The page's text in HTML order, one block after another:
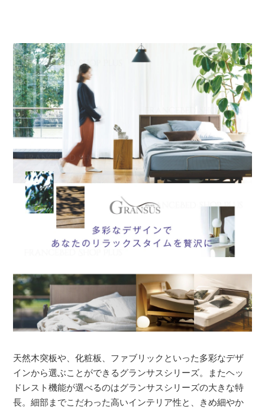
天然木突板や、化粧板、ファブリックといった多彩なデザ
インから選ぶことができるグランサスシリーズ。またヘッ
ドレスト機能が選べるのはグランサスシリーズの大きな特
長。細部までこだわった高いインテリア性と、きめ細やか